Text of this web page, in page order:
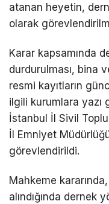
atanan heyetin,
olarak
Karar kapsamında
durdurulması, bina
resmi kayıtların
ilgili kurumlara yazı
İstanbul İl Sivil
İl Emniyet
görevlendirildi.
Mahkeme
alındığında dernek